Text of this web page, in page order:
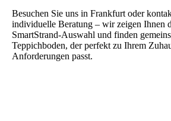
Besuchen Sie uns in Frankfurt oder
individuelle Beratung – wir zeigen Ihnen
SmartStrand-Auswahl und finden
Teppichboden, der perfekt zu Ihrem
Anforderungen passt.